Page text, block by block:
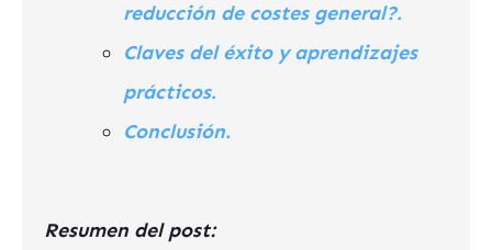
reducción de costes general?.
Claves del éxito y aprendizajes
prácticos.
Conclusión.
Resumen del post: